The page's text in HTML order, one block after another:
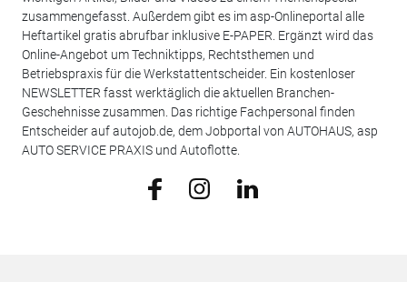
zusammengefasst. Außerdem gibt es im asp-Onlineportal alle
Heftartikel gratis abrufbar inklusive E-PAPER. Ergänzt wird das
Online-Angebot um Techniktipps, Rechtsthemen und
Betriebspraxis für die Werkstattentscheider. Ein kostenloser
NEWSLETTER fasst werktäglich die aktuellen Branchen-
Geschehnisse zusammen. Das richtige Fachpersonal finden
Entscheider auf autojob.de, dem Jobportal von AUTOHAUS, asp
AUTO SERVICE PRAXIS und Autoflotte.